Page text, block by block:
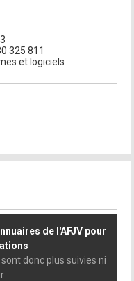
325 811
et logiciels
de l'AFJV pour
donc plus suivies ni